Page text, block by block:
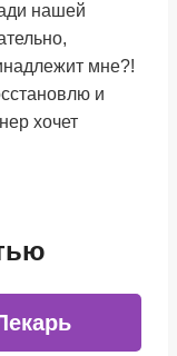
нашей
мне?!
и
хочет